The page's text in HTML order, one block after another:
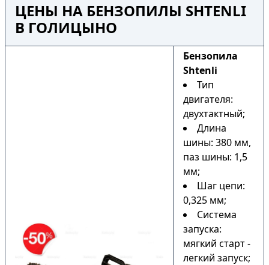
ЦЕНЫ НА БЕНЗОПИЛЫ SHTENLI
В ГОЛИЦЫНО
Бензопила
Shtenli
Тип
двигателя:
двухтактный;
Длина
шины: 380 мм,
паз шины: 1,5
мм;
Шаг цепи:
0,325 мм;
Система
запуска:
мягкий старт -
легкий запуск;